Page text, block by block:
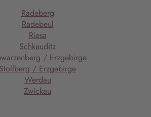
Radeberg
Radebeul
Riesa
Schkeuditz
/ Erzgebirge
Stollberg / Erzgebirge
Werdau
Zwickau